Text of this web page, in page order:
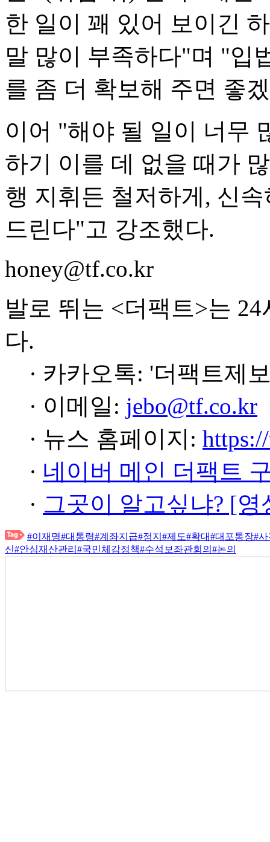
한 일이 꽤 있어 보이긴
말 많이 부족하다"며 "입
를 좀 더 확보해 주면 좋
이어 "해야 될 일이 너무
하기 이를 데 없을 때가
행 지휘든 철저하게, 신
드린다"고 강조했다.
honey@tf.co.kr
발로 뛰는 <더팩트>는
다.
· 카카오톡: '더팩트제
· 이메일: jebo@tf.co.kr
· 뉴스 홈페이지:
· 네이버 메인 더팩트
· 그곳이 알고싶냐? [
#이재명#대통령#계좌지급#정지 #제도#확대#대포통장#
신#안심재산관리 #국민체감정책#수석보좌관회의 #논의